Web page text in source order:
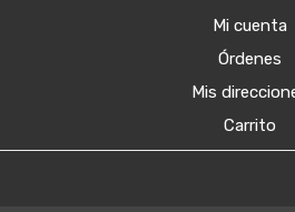
Mi cuenta
Órdenes
Mis
Carrito